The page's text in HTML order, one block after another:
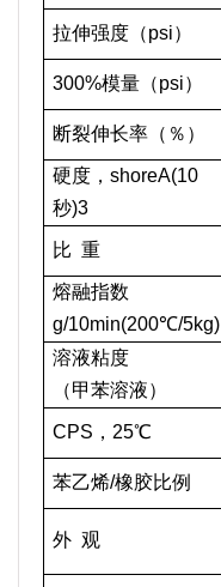
拉伸强度（psi）
300%模量（psi）
断裂伸长率（％）
硬度，shoreA(10
秒)3
比 重
熔融指数
g/10min(200℃/5kg)
溶液粘度
（甲苯溶液）
CPS，25℃
苯乙烯/橡胶比例
外 观